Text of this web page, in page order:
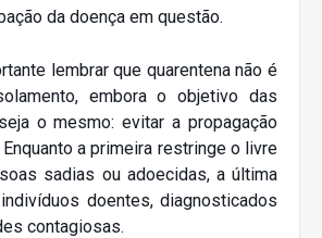
da doença em questão.
lembrar que quarentena não é
embora o objetivo das
o mesmo: evitar a propagação
a primeira restringe o livre
sadias ou adoecidas, a última
doentes, diagnosticados
contagiosas.